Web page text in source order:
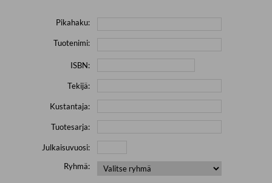
Pikahaku:
Tuotenimi:
ISBN:
Tekijä:
Kustantaja:
Tuotesarja:
Julkaisuvuosi:
Ryhmä: